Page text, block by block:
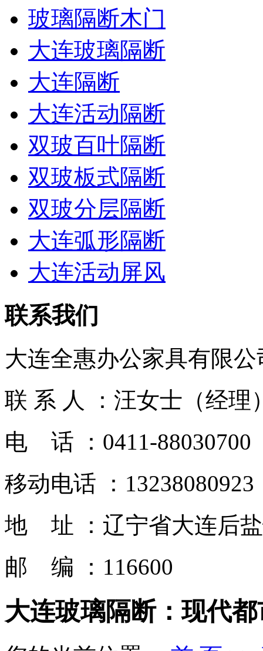
玻璃隔断木门
大连玻璃隔断
大连隔断
大连活动隔断
双玻百叶隔断
双玻板式隔断
双玻分层隔断
大连弧形隔断
大连活动屏风
联系我们
大连全惠办公家具有限公
联 系 人 ：汪女士（经理
电 话 ：0411-88030700
移动电话 ：13238080923
地 址 ：辽宁省大连后
邮 编 ：116600
大连玻璃隔断：现代